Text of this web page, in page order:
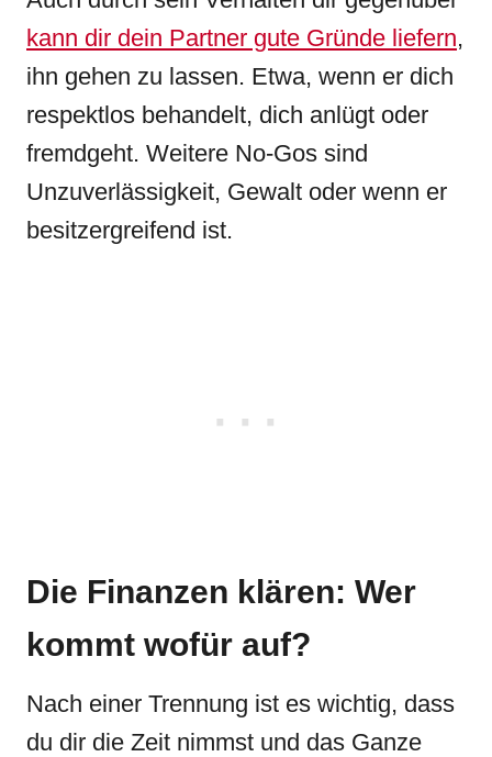
kann dir dein Partner gute Gründe liefern,
ihn gehen zu lassen. Etwa, wenn er dich
respektlos behandelt, dich anlügt oder
fremdgeht. Weitere No-Gos sind
Unzuverlässigkeit, Gewalt oder wenn er
besitzergreifend ist.
Die Finanzen klären: Wer
kommt wofür auf?
Nach einer Trennung ist es wichtig, dass
du dir die Zeit nimmst und das Ganze